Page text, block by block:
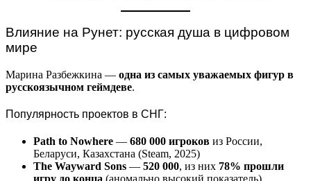
Влияние на Рунет: русская душа в цифровом
мире
Марина Разбежкина — одна из самых уважаемых фигур в
русскоязычном геймдеве.
Популярность проектов в СНГ:
Path to Nowhere — 680 000 игроков из России,
Беларуси, Казахстана (Steam, 2025)
The Wayward Sons — 520 000, из них 78% прошли